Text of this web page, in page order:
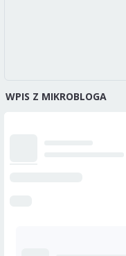
WPIS Z MIKROBLOGA